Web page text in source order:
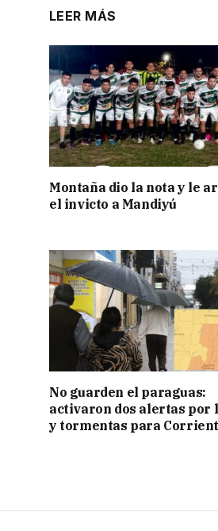
LEER MÁS
Montaña dio la nota y le
el invicto a Mandiyú
No guarden el paraguas:
activaron dos alertas por
y tormentas para